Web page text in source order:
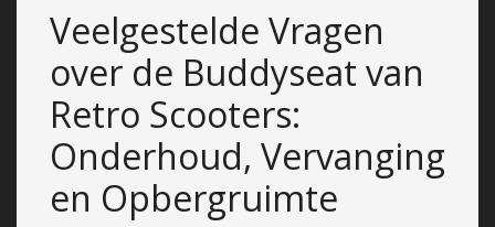
Veelgestelde Vragen
over de Buddyseat van
Retro Scooters:
Onderhoud, Vervanging
en Opbergruimte